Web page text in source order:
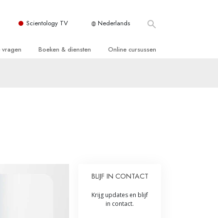
Scientology TV Nederlands
van Scientology
Boeken & diensten Online cursussen
Integriteit en EerlijkheidBLIJF IN CONTACT
Krijg updates en blijf
in contact.